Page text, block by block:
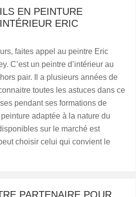
EN PEINTURE
ERIC
faites appel au peintre Eric
C’est un peintre d’intérieur au
pair. Il a plusieurs années de
toutes les astuces dans ce
pendant ses formations de
adaptée à la nature du
sur le marché est
choisir celui qui convient le
PARTENAIRE POUR